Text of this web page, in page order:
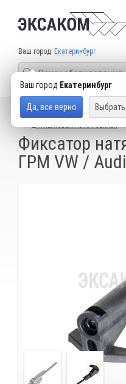
Ваш город Екатеринбург
Ваш город Екатеринбург
Да, все верно
КАТАЛОГ ТОВАРОВ
Фиксатор
ГРМ VW /